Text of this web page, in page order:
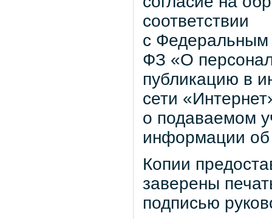
соответствии
с Федеральным
ФЗ «О
публикацию в
сети
о подаваемом
информации об
Копии
заверены
подписью